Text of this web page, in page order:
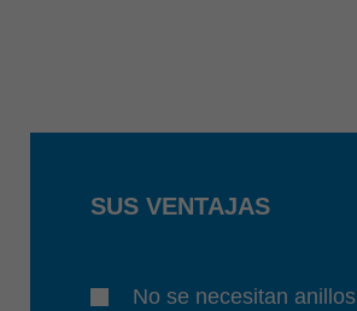
SUS VENTAJAS
No se necesitan anillos